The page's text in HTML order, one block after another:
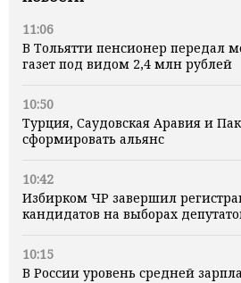
11:06
В Тольятти пенсионер передал
газет под видом 2,4 млн рублей
10:50
Турция, Саудовская Аравия и
сформировать альянс
10:42
Избирком ЧР завершил
кандидатов на выборах
10:15
В России уровень средней